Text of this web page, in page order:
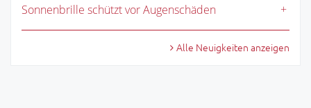
Sonnenbrille schützt vor Augenschäden
Alle Neuigkeiten anzeigen